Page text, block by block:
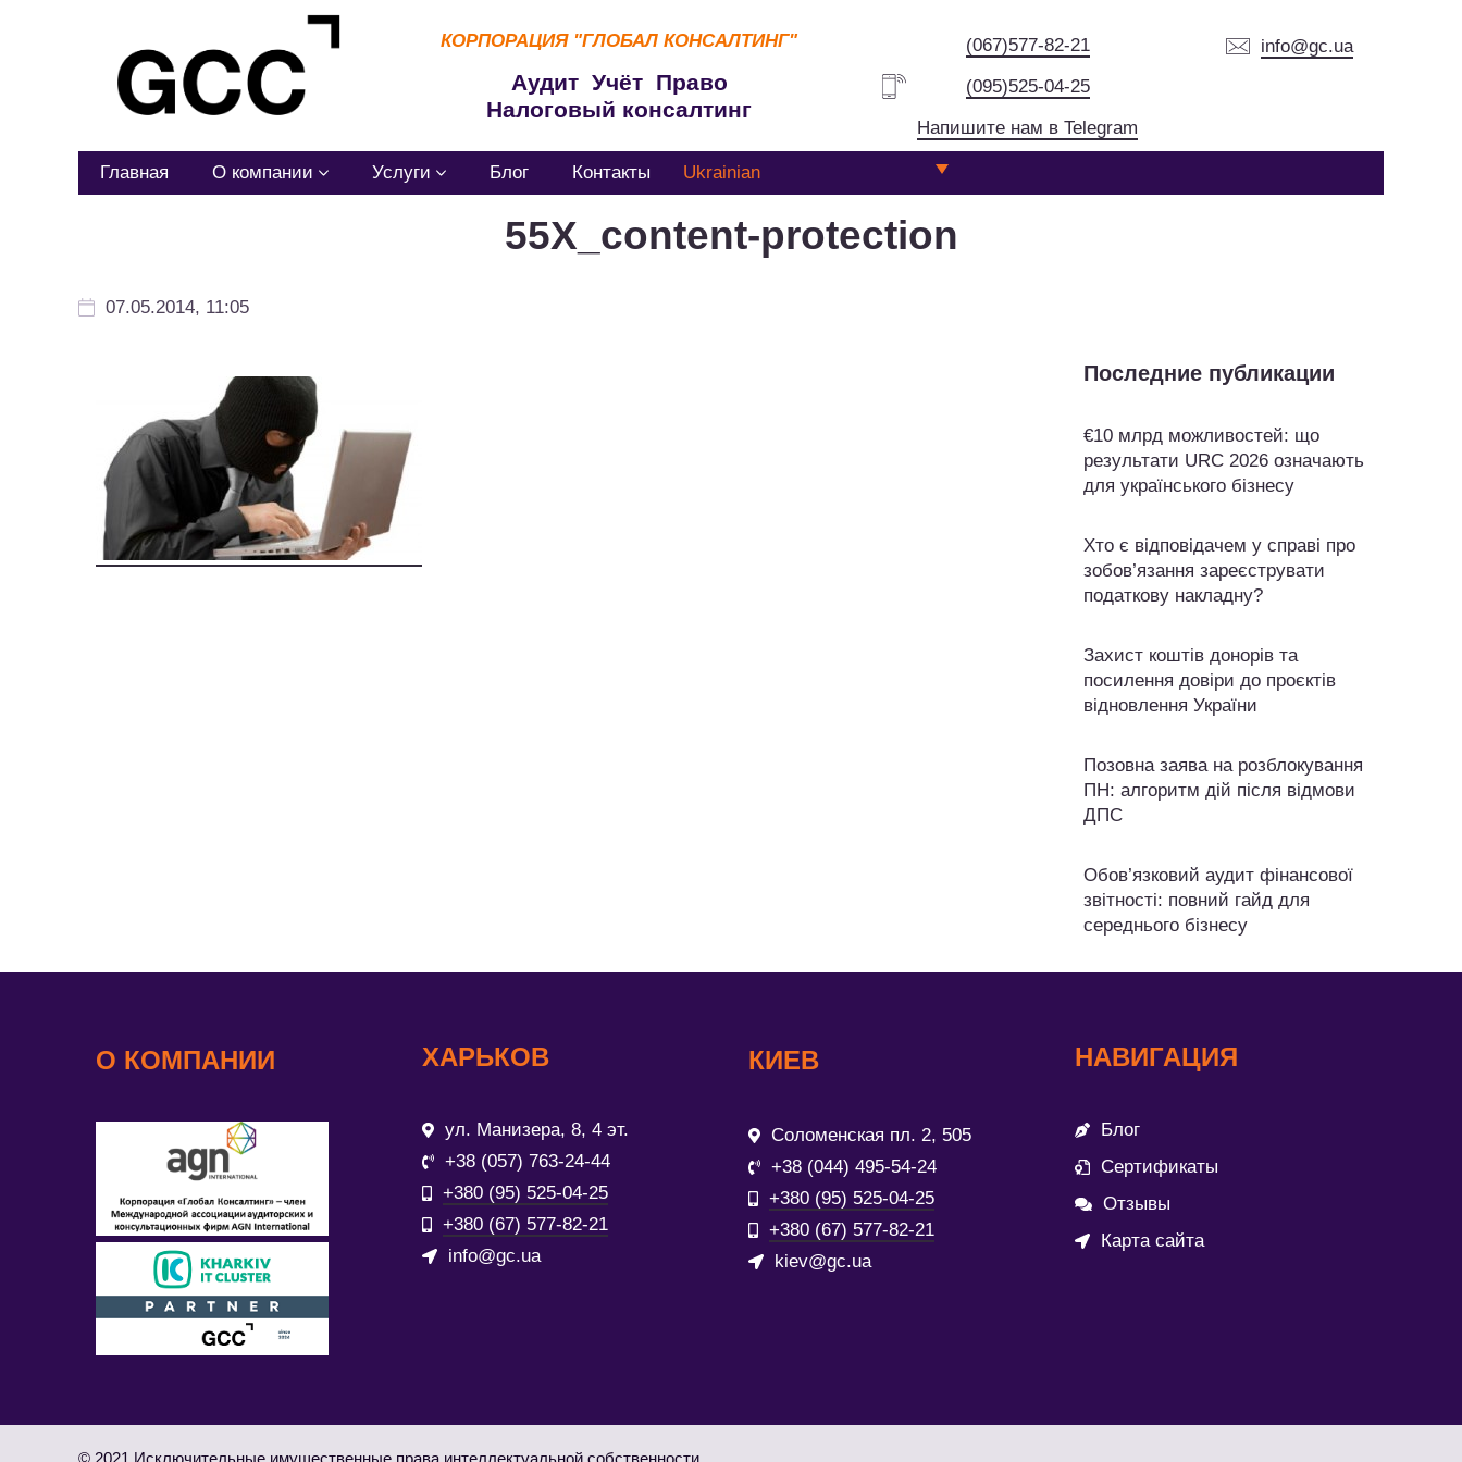
КОРПОРАЦИЯ "ГЛОБАЛ КОНСАЛТИНГ"
Аудит Учёт Право
Налоговый консалтинг
(067)577-82-21
(095)525-04-25
Напишите нам в Telegram
info@gc.ua
Главная О компании Услуги Блог Контакты Ukrainian
55Х_content-protection
07.05.2014, 11:05
Последние публикации
€10 млрд можливостей: що
результати URC 2026 означають
для українського бізнесу
Хто є відповідачем у справі про
зобов’язання зареєструвати
податкову накладну?
Захист коштів донорів та
посилення довіри до проєктів
відновлення України
Позовна заява на розблокування
ПН: алгоритм дій після відмови
ДПС
Обов’язковий аудит фінансової
звітності: повний гайд для
середнього бізнесу
О КОМПАНИИ ХАРЬКОВ
ул. Манизера, 8, 4 эт.
+38 (057) 763-24-44
+380 (95) 525-04-25
+380 (67) 577-82-21
info@gc.ua
КИЕВ
Соломенская пл. 2, 505
+38 (044) 495-54-24
+380 (95) 525-04-25
+380 (67) 577-82-21
kiev@gc.ua
НАВИГАЦИЯ
Блог
Сертификаты
Отзывы
Карта сайта